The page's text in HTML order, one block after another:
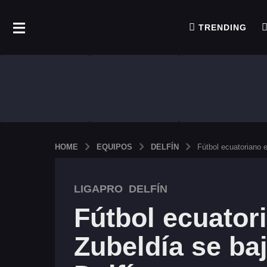
TRENDING
HOME EQUIPOS DELFÍN Fútbol ecuatoriano
3
s
e
s
LIGAPRO ,DELFÍN
Fútbol
Zubeldía se